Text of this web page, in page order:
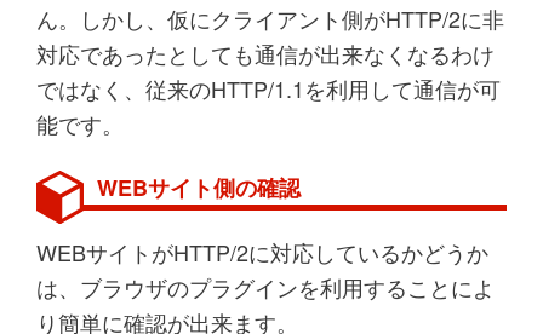
ん。しかし、仮にクライアント側がHTTP/2に非
対応であったとしても通信が出来なくなるわけ
ではなく、従来のHTTP/1.1を利用して通信が可
能です。
WEBサイト側の確認
WEBサイトがHTTP/2に対応しているかどうか
は、ブラウザのプラグインを利用することによ
り簡単に確認が出来ます。